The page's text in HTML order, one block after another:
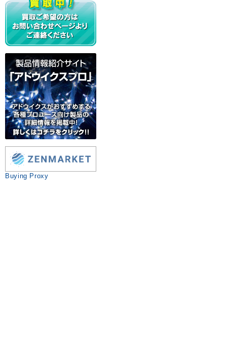
Buying Proxy